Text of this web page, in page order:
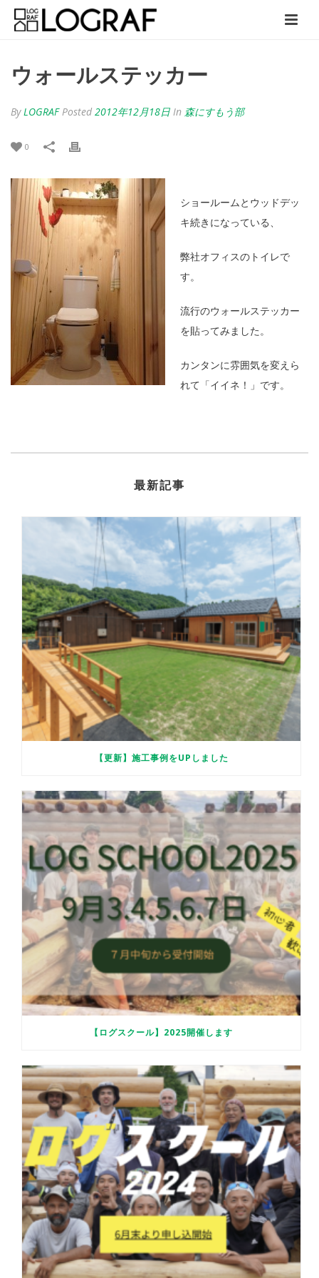
ウォールステッカー
ByLOGRAF Posted 2012年12月18日 In 森にすもう部
0
ショールームとウッドデッ
キ続きになっている、
弊社オフィスのトイレで
す。
流行のウォールステッカー
を貼ってみました。
カンタンに雰囲気を変えら
れて「イイネ！」です。
最新記事
【更新】施工事例をUPしました
【ログスクール】2025開催します